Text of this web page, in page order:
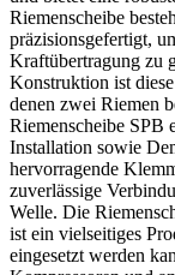
Riemenscheibe
präzisionsgefertigt,
Kraftübertragung zu
Konstruktion ist
denen zwei Riemen
Riemenscheibe SPB
Installation sowie
hervorragende
zuverlässige
Welle. Die
ist ein vielseitiges
eingesetzt werden